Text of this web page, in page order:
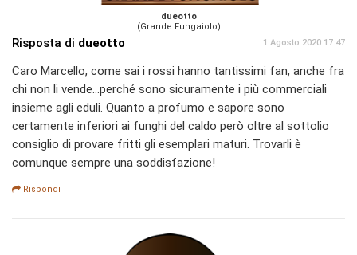
dueotto
(Grande Fungaiolo)
Risposta di dueotto 1 Agosto 2020 17:47
Caro Marcello, come sai i rossi hanno tantissimi fan, anche fra
chi non li vende...perché sono sicuramente i più commerciali
insieme agli eduli. Quanto a profumo e sapore sono
certamente inferiori ai funghi del caldo però oltre al sottolio
consiglio di provare fritti gli esemplari maturi. Trovarli è
comunque sempre una soddisfazione!
Rispondi